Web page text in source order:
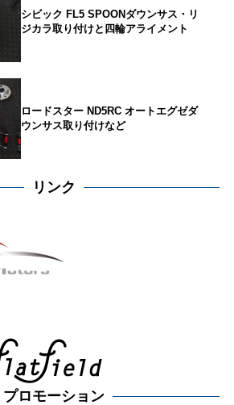
シビック FL5 SPOONダウンサス・リ
ジカラ取り付けと四輪アライメント
ロードスター ND5RC オートエグゼダ
ウンサス取り付けなど
リンク
プロモーション